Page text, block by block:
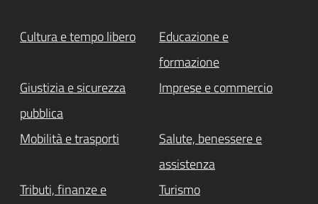
Cultura e tempo libero
Educazione e
formazione
Giustizia e sicurezza
pubblica
Imprese e commercio
Mobilità e trasporti
Salute, benessere e
assistenza
Tributi, finanze e
Turismo